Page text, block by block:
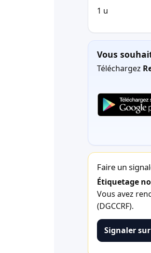
1 u
Vous
Téléchargez
Faire un
Étiquetage
Vous avez
(DGCCRF).
Signaler